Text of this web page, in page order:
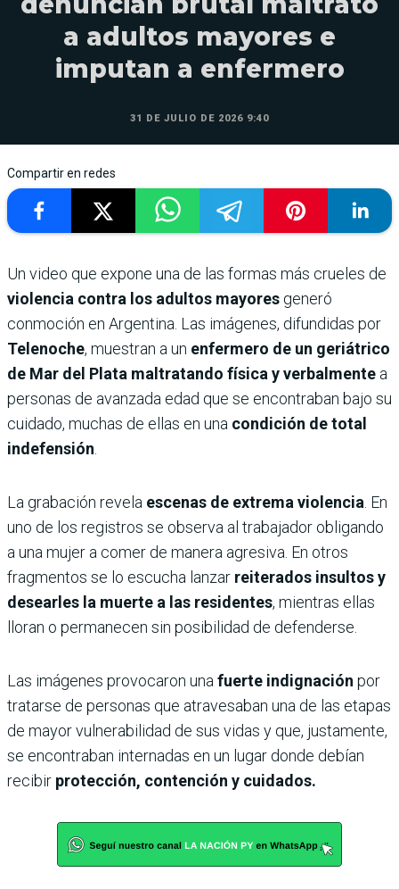
a adultos mayores e
imputan a enfermero
31 DE JULIO DE 2026 9:40
Compartir en redes
Un video que expone una de las formas más crueles de
violencia contra los adultos mayores generó
conmoción en Argentina. Las imágenes, difundidas por
Telenoche, muestran a un enfermero de un geriátrico
de Mar del Plata maltratando física y verbalmente a
personas de avanzada edad que se encontraban bajo su
cuidado, muchas de ellas en una condición de total
indefensión
La grabación revela escenas de extrema violencia . En
uno de los registros se observa al trabajador obligando
a una mujer a comer de manera agresiva. En otros
fragmentos se lo escucha lanzar reiterados insultos y
desearles la muerte a las residentes, mientras ellas
lloran o permanecen sin posibilidad de defenderse.
Las imágenes provocaron una fuerte indignación por
tratarse de personas que atravesaban una de las etapas
de mayor vulnerabilidad de sus vidas y que, justamente,
se encontraban internadas en un lugar donde debían
recibir protección, contención y cuidados.